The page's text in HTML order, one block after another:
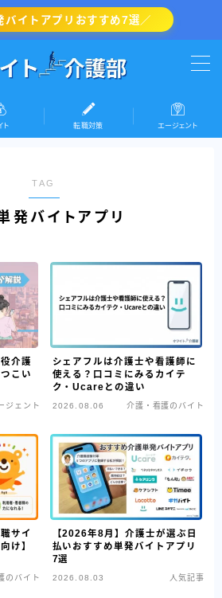
バイトアプリおすすめ7選／
ト 転職対策 エージェント
TAG
発バイトアプリ
介護
こい
ジェント
シェアフルは介護士や看護師に
使える？口コミにみるカイテ
ク・Ucareとの違い
2026.08.06 介護・看護のバイト
サイ
け】
のバイト
【2026年8月】介護士が選ぶ日
払いおすすめ単発バイトアプリ
7選
2026.08.03 人気記事